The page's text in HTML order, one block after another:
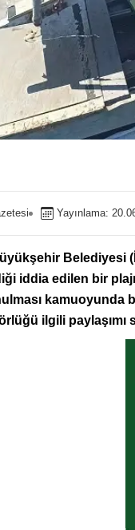
Yayınlama:
Belediyesi
iddia edilen bir
kamuoyunda
ilgili paylaşımı